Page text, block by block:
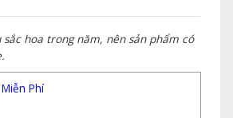
hoa trong năm, nên sản phẩm có
Phí